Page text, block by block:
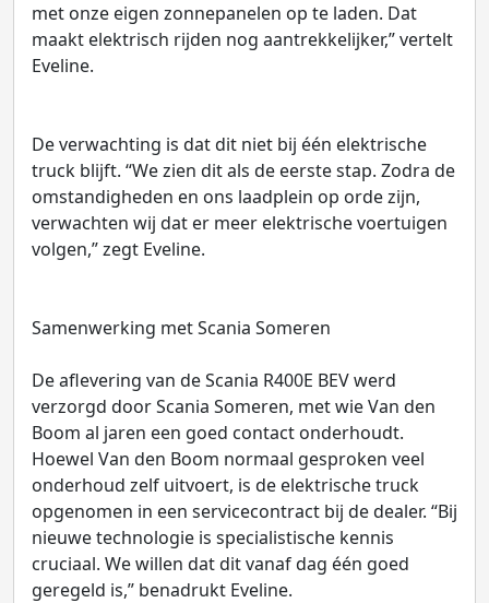
met onze eigen zonnepanelen op te laden. Dat
maakt elektrisch rijden nog aantrekkelijker,” vertelt
Eveline.
De verwachting is dat dit niet bij één elektrische
truck blijft. “We zien dit als de eerste stap. Zodra de
omstandigheden en ons laadplein op orde zijn,
verwachten wij dat er meer elektrische voertuigen
volgen,” zegt Eveline.
Samenwerking met Scania Someren
De aflevering van de Scania R400E BEV werd
verzorgd door Scania Someren, met wie Van den
Boom al jaren een goed contact onderhoudt.
Hoewel Van den Boom normaal gesproken veel
onderhoud zelf uitvoert, is de elektrische truck
opgenomen in een servicecontract bij de dealer. “Bij
nieuwe technologie is specialistische kennis
cruciaal. We willen dat dit vanaf dag één goed
geregeld is,” benadrukt Eveline.